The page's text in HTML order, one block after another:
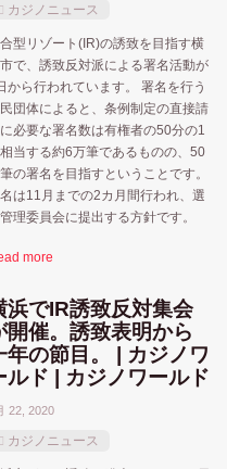
カジノニュース
型リゾート(IR)の誘致を目指す横
で、誘致反対派による署名活動が
から行われています。 署名を行う
団体によると、条例制定の直接請
必要な署名数は有権者の50分の1
当する約6万筆であるものの、50
の署名を目指すということです。
は11月までの2カ月間行われ、選
理委員会に提出する方針です。
more
浜でIR誘致反対集会
開催。誘致表明から
年の節目。 | カジノワ
ルド | カジノワールド
22, 2020
カジノニュース